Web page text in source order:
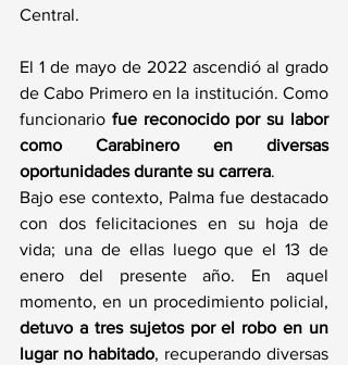
Central.
El 1 de mayo de 2022 ascendió al grado
de Cabo Primero en la institución. Como
funcionario fue reconocido por su labor
como Carabinero en diversas
oportunidades durante su carrera.
Bajo ese contexto, Palma fue destacado
con dos felicitaciones en su hoja de
vida; una de ellas luego que el 13 de
enero del presente año. En aquel
detuvo a tres sujetos por el robo en un
lugar no habitado, recuperando diversas